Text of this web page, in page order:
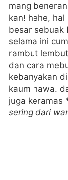
mang
kan! hehe,
besar sebuak
selama ini
rambut
dan cara
kebanyakan
kaum hawa.
juga keramas
sering dari